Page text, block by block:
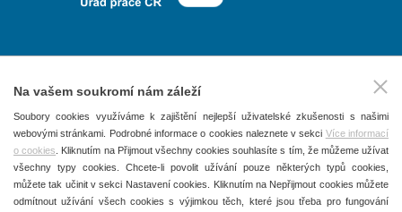
ŠVPKuchař-číšník
ŠVPKuchař-kuchařka
ŠVPČíšník-servírka
U těchto oborů je možnost zajištění stipendia.
Domov mládeže
2026 © P.F. art, spol. s r. o.
Všechna práva vyhrazena
Obchodní podmínky
Na vašem soukromí nám záleží
Soubory cookies využíváme k zajištění nejlepší uživatelské zkušenosti s našimi
webovými stránkami. Podrobné informace o cookies naleznete v sekci Více informací
o cookies . Kliknutím na Přijmout všechny cookies souhlasíte s tím, že můžeme užívat
všechny typy cookies. Chcete-li povolit užívání pouze některých typů cookies,
můžete tak učinit v sekci Nastavení cookies. Kliknutím na Nepřijmout cookies můžete
odmítnout užívání všech cookies s výjimkou těch, které jsou třeba pro fungování